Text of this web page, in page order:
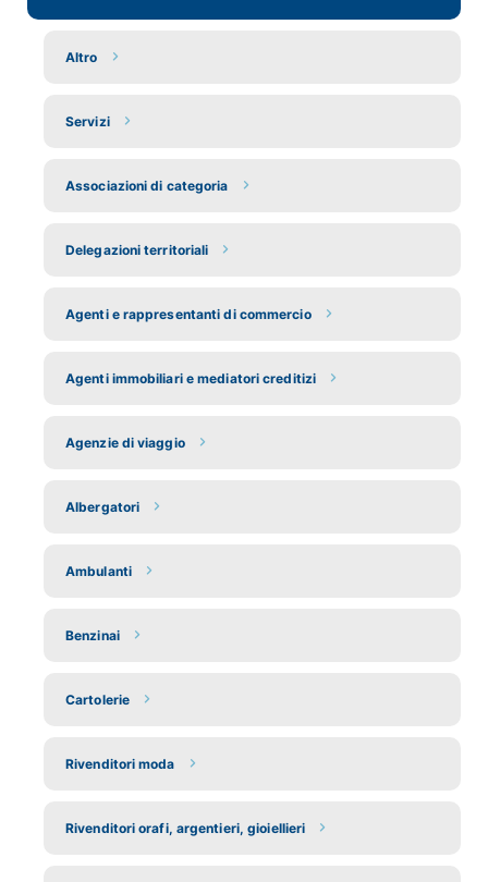
Altro
Servizi
Associazioni di categoria
Delegazioni territoriali
Agenti e rappresentanti di commercio
Agenti immobiliari e mediatori creditizi
Agenzie di viaggio
Albergatori
Ambulanti
Benzinai
Cartolerie
Rivenditori moda
Rivenditori orafi, argentieri, gioiellieri